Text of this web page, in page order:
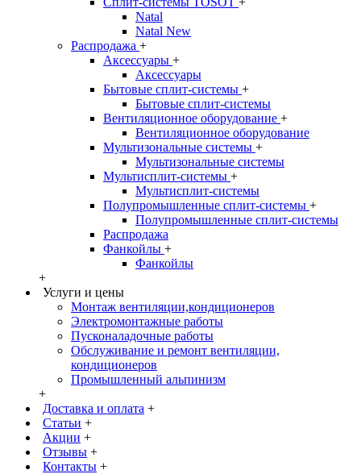
Natal
Natal New
Распродажа +
Аксессуары +
Аксессуары
Бытовые сплит-системы +
Бытовые сплит-системы
Вентиляционное оборудование +
Вентиляционное оборудование
Мультизональные системы +
Мультизональные системы
Мультисплит-системы +
Мультисплит-системы
Полупромышленные сплит-системы +
Полупромышленные сплит-системы
Распродажа
Фанкойлы +
Фанкойлы
+
Услуги и цены
Монтаж вентиляции,кондиционеров
Электромонтажные работы
Пусконаладочные работы
Обслуживание и ремонт вентиляции,
кондиционеров
Промышленный альпинизм
+
Доставка и оплата +
Статьи +
Акции +
Отзывы +
Контакты +